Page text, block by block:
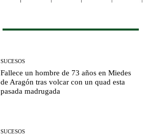
SUCESOS
Fallece un hombre de 73 años en Miedes
de Aragón tras volcar con un quad esta
pasada madrugada
SUCESOS